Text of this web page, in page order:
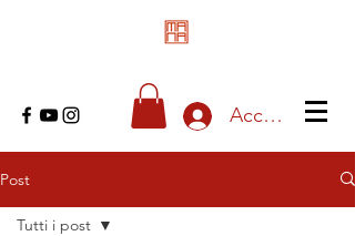
Accedi
Post
Tutti i post